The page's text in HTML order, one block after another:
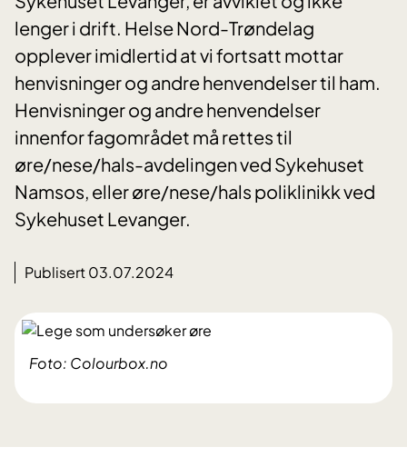
lenger i drift. Helse Nord-Trøndelag
opplever imidlertid at vi fortsatt mottar
henvisninger og andre henvendelser til ham.
Henvisninger og andre henvendelser
innenfor fagområdet må rettes til
øre/nese/hals-avdelingen ved Sykehuset
Namsos, eller øre/nese/hals poliklinikk ved
Sykehuset Levanger.
Publisert 03.07.2024
Foto: Colourbox.no